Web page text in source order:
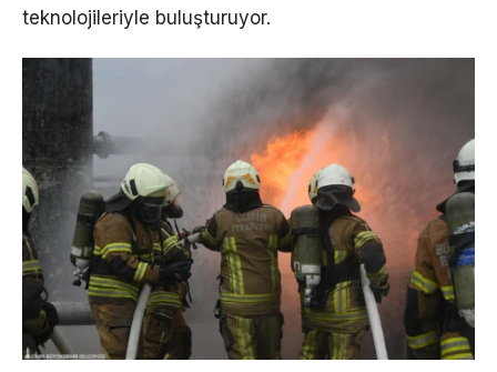
teknolojileriyle buluşturuyor.